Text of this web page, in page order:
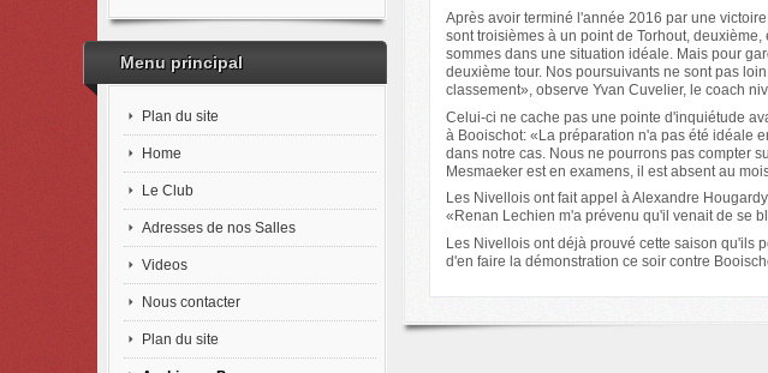
Menu principal
Plan du site
Home
Le Club
Adresses de nos Salles
Videos
Nous contacter
Plan du site
Après avoir terminé l'année 2016 par une
sont troisièmes à un point de Torhout,
sommes dans une situation idéale. Mais pour
deuxième tour. Nos poursuivants ne sont pas
classement», observe Yvan Cuvelier, le coach
Celui-ci ne cache pas une pointe d'inquiétude
à Booischot: «La préparation n'a pas été idéale
dans notre cas. Nous ne pourrons pas compter
Mesmaeker est en examens, il est absent au
Les Nivellois ont fait appel à Alexandre
«Renan Lechien m'a prévenu qu'il venait de se
Les Nivellois ont déjà prouvé cette saison qu'ils
d'en faire la démonstration ce soir contre